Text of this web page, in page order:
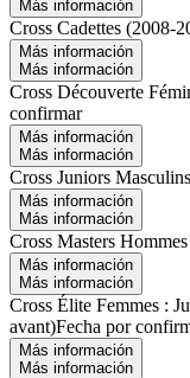
Más información
Cross Cadettes (2008-
Más información
Más información
Cross Découverte
confirmar
Más información
Más información
Cross Juniors
Más información
Más información
Cross Masters
Más información
Más información
Cross Élite Femmes :
avant)Fecha por
Más información
Más información